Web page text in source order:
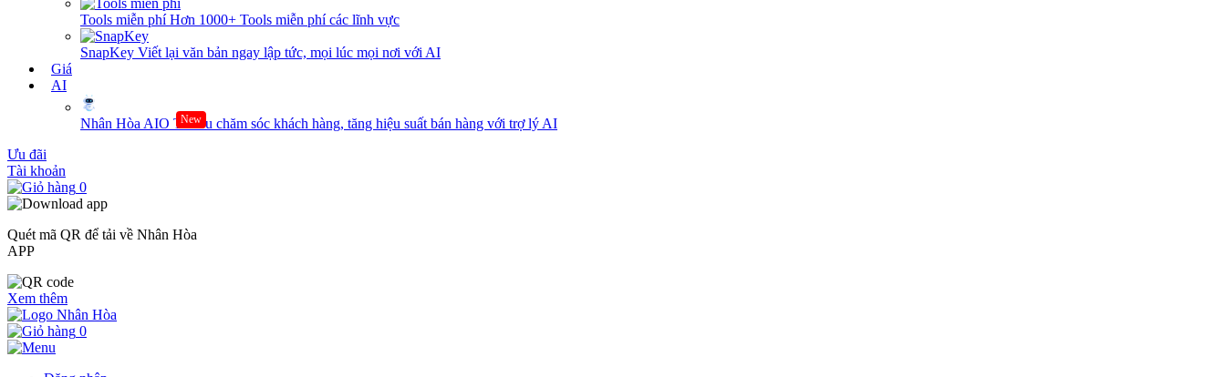
Tools miễn phíHơn 1000+ Tools miễn phí các lĩnh vực
SnapKey Viết lại văn bản ngay lập tức, mọi lúc mọi nơi với AI
Giá
AI
Nhân Hòa AIO New
Tối ưu chăm sóc khách hàng, tăng hiệu suất bán hàng với trợ lý AI
Ưu đãi
Tài khoản
0
Quét mã QR để tải về Nhân Hòa
APP
Xem thêm
0